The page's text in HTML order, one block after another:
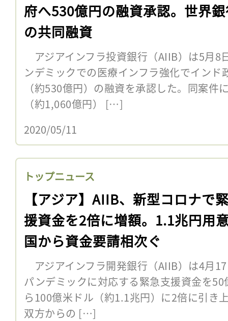
府へ530億円の融資承認。世界
の共同融資
アジアインフラ投資銀行（AIIB）は5月8
ンデミックでの医療インフラ強化でインド
（約530億円）の融資を承認した。同案件
（約1,060億円） […]
2020/05/11
トップニュース
【アジア】AIIB、新型コロナで
援資金を2倍に増額。1.1兆円用
国から資金要請相次ぐ
アジアインフラ開発銀行（AIIB）は4月
パンデミックに対応する緊急支援資金を
ら100億米ドル（約1.1兆円）に2倍に引き
双方からの […]